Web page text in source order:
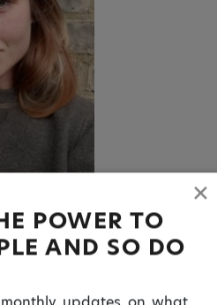
✕
POWER TO
AND SO DO
consultora e professora e
no Reino Unido. É